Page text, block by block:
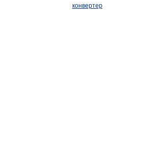
конвертер